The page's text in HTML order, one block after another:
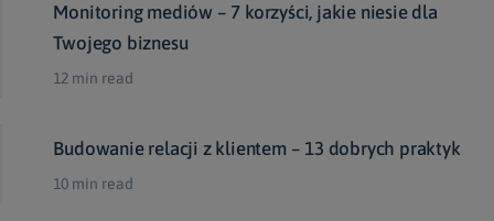
Monitoring mediów – 7 korzyści, jakie niesie dla
Twojego biznesu
12 min read
Budowanie relacji z klientem – 13 dobrych praktyk
10 min read